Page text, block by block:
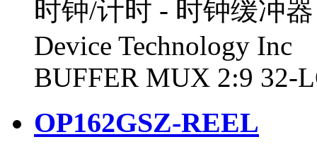
时钟/计时 - 时钟缓冲
Device Technology
BUFFER MUX 2:9 32-
OP162GSZ-REEL